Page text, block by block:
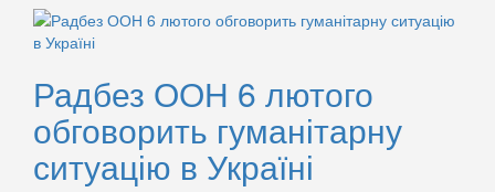
Радбез ООН 6 лютого
обговорить гуманітарну
ситуацію в Україні